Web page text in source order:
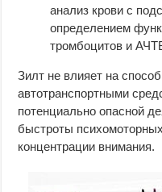
анализ крови с
определением
тромбоцитов и
Зилт не влияет на
автотранспортными
потенциально опасной
быстроты
концентрации внимания.